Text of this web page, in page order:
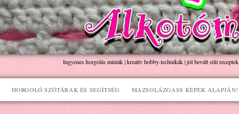
Ingyenes horgolás minták | kreatív hobby-technikák | jól bevált süti receptek
HORGOLÓ SZÓTÁRAK ÉS SEGÍTSÉG MAZSOLÁZGASS KÉPEK ALAPJÁN!